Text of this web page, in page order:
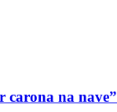
carona na nave”